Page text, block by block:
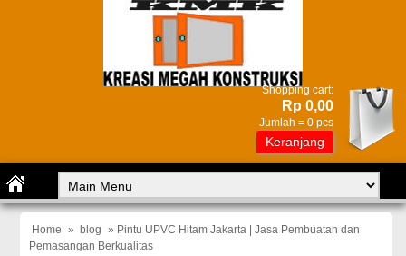
Shopping cart:
Rp 0,00
Jumlah = 0 pcs
Keranjang
Home » blog » Pintu UPVC Hitam Jakarta | Jasa Pembuatan dan
Pemasangan Berkualitas